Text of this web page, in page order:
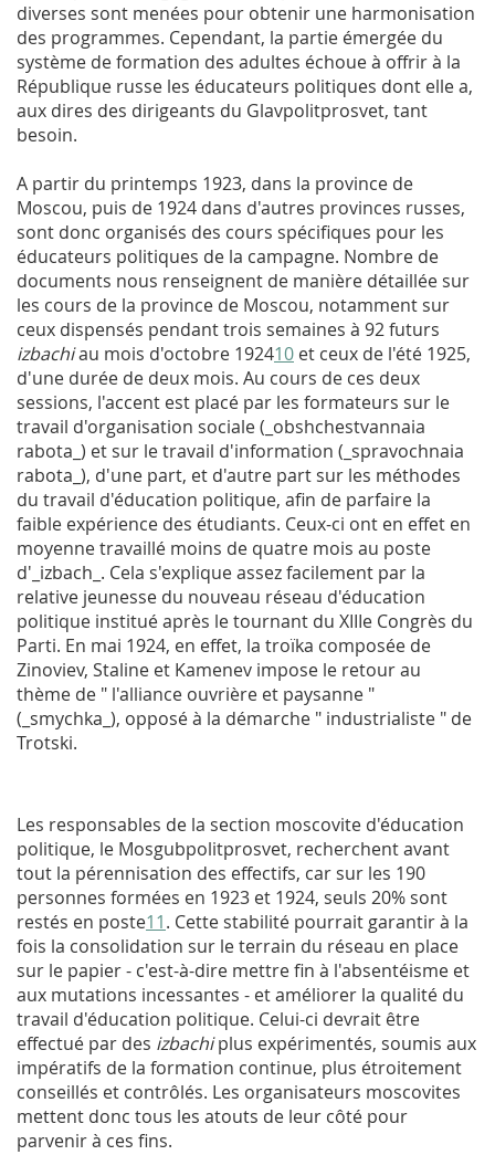
diverses sont menées pour obtenir une harmonisation
des programmes. Cependant, la partie émergée du
système de formation des adultes échoue à offrir à la
République russe les éducateurs politiques dont elle a,
aux dires des dirigeants du Glavpolitprosvet, tant
besoin.
A partir du printemps 1923, dans la province de
Moscou, puis de 1924 dans d'autres provinces russes,
sont donc organisés des cours spécifiques pour les
éducateurs politiques de la campagne. Nombre de
documents nous renseignent de manière détaillée sur
les cours de la province de Moscou, notamment sur
ceux dispensés pendant trois semaines à 92 futurs
izbachiau mois d'octobre 192410 et ceux de l'été 1925,
d'une durée de deux mois. Au cours de ces deux
sessions, l'accent est placé par les formateurs sur le
travail d'organisation sociale (_obshchestvannaia
rabota_) et sur le travail d'information (_spravochnaia
rabota_), d'une part, et d'autre part sur les méthodes
du travail d'éducation politique, afin de parfaire la
faible expérience des étudiants. Ceux-ci ont en effet en
moyenne travaillé moins de quatre mois au poste
d'_izbach_. Cela s'explique assez facilement par la
relative jeunesse du nouveau réseau d'éducation
politique institué après le tournant du XIIIe Congrès du
Parti. En mai 1924, en effet, la troïka composée de
Zinoviev, Staline et Kamenev impose le retour au
thème de " l'alliance ouvrière et paysanne "
(_smychka_), opposé à la démarche " industrialiste " de
Trotski.
Les responsables de la section moscovite d'éducation
politique, le Mosgubpolitprosvet, recherchent avant
tout la pérennisation des effectifs, car sur les 190
personnes formées en 1923 et 1924, seuls 20% sont
restés en poste11. Cette stabilité pourrait garantir à la
fois la consolidation sur le terrain du réseau en place
sur le papier - c'est-à-dire mettre fin à l'absentéisme et
aux mutations incessantes - et améliorer la qualité du
travail d'éducation politique. Celui-ci devrait être
effectué par des izbachiplus expérimentés, soumis aux
impératifs de la formation continue, plus étroitement
conseillés et contrôlés. Les organisateurs moscovites
mettent donc tous les atouts de leur côté pour
parvenir à ces fins.